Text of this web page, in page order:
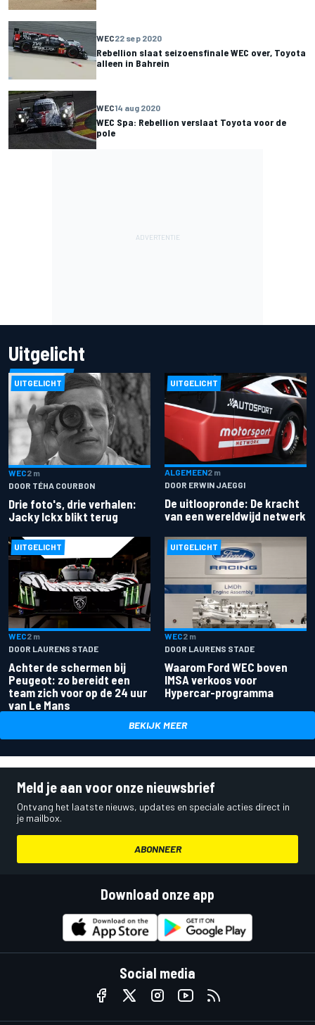
WEC22 sep 2020
Rebellion slaat seizoensfinale WEC over, Toyota
alleen in Bahrein
WEC14 aug 2020
WEC Spa: Rebellion verslaat Toyota voor de
pole
Uitgelicht
UITGELICHT
WEC2 m
DOOR TÉHA COURBON
Drie foto's, drie verhalen:
Jacky Ickx blikt terug
UITGELICHT
ALGEMEEN2 m
DOOR ERWIN JAEGGI
De uitloopronde: De kracht
van een wereldwijd netwerk
UITGELICHT
WEC2 m
DOOR LAURENS STADE
Achter de schermen bij
Peugeot: zo bereidt een
team zich voor op de 24 uur
van Le Mans
UITGELICHT
WEC2 m
DOOR LAURENS STADE
Waarom Ford WEC boven
IMSA verkoos voor
Hypercar-programma
BEKIJK MEER
Meld je aan voor onze nieuwsbrief
Ontvang het laatste nieuws, updates en speciale acties direct in
je mailbox.
ABONNEER
Download onze app
Social media